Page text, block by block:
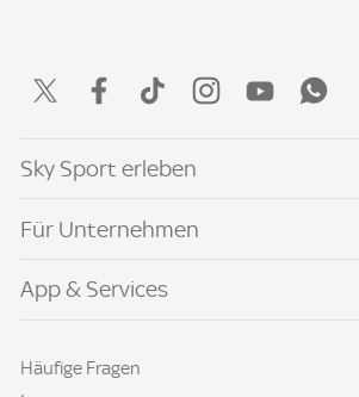
Sky Sport erleben
Für Unternehmen
App & Services
Häufige Fragen